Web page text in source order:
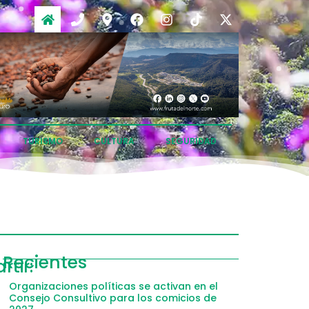
TURISMO CULTURA SEGURIDAD
Recientes
Organizaciones políticas se activan en el
Consejo Consultivo para los comicios de